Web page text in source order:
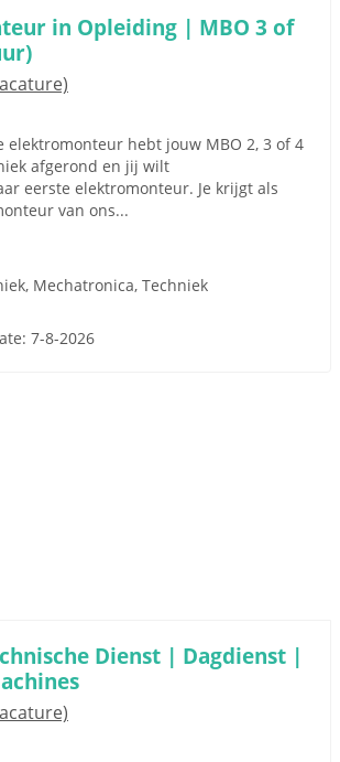
in Opleiding | MBO 3 of
elektromonteur hebt jouw MBO 2, 3 of 4
afgerond en jij wilt
eerste elektromonteur. Je krijgt als
van ons...
Mechatronica, Techniek
7-8-2026
Dienst | Dagdienst |